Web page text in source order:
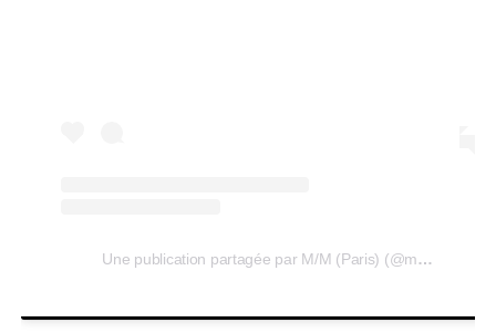
Une publication partagée par M/M (Paris) (@mmparisdotcom)